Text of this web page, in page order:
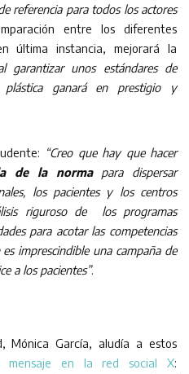
referencia para todos los actores
entre los diferentes
última instancia, mejorará la
garantizar unos estándares de
ganará en prestigio y
“Creo que hay que hacer
de la normapara dispersar
los pacientes y los centros
riguroso de los programas
para acotar las competencias
imprescindible una campaña de
a los pacientes”.
Mónica García, aludía a estos
mensaje en la red social X: